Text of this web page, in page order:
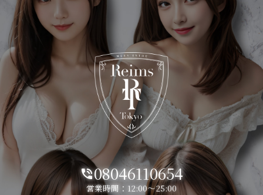
phone_in_talk08046110654
営業時間：12:00～25:00